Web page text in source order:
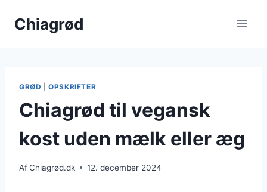
Chiagrød
GRØD |OPSKRIFTER
Chiagrød til vegansk
kost uden mælk eller æg
AfChiagrød.dk 12. december 2024